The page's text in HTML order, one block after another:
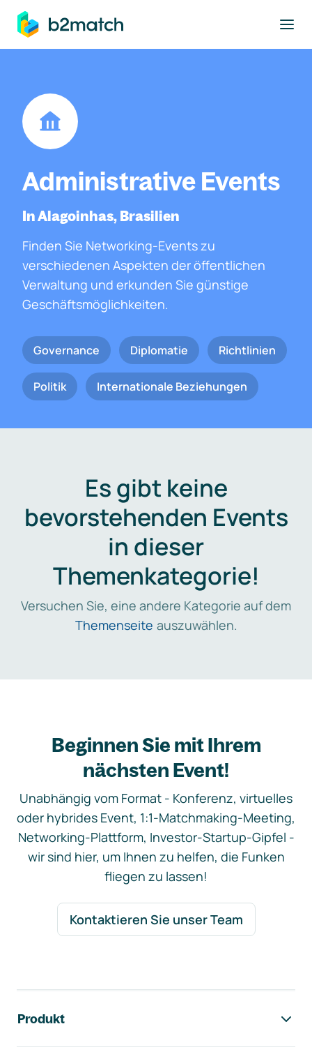
springen
Administrative Events
In Alagoinhas, Brasilien
Finden Sie Networking-Events zu
verschiedenen Aspekten der öffentlichen
Verwaltung und erkunden Sie günstige
Geschäftsmöglichkeiten.
Governance Diplomatie Richtlinien
Politik Internationale Beziehungen
Es gibt keine
bevorstehenden Events
in dieser
Themenkategorie!
Versuchen Sie, eine andere Kategorie auf dem
Themenseite auszuwählen.
Beginnen Sie mit Ihrem
nächsten Event!
Unabhängig vom Format - Konferenz, virtuelles
oder hybrides Event, 1:1-Matchmaking-Meeting,
Networking-Plattform, Investor-Startup-Gipfel -
wir sind hier, um Ihnen zu helfen, die Funken
fliegen zu lassen!
Kontaktieren Sie unser Team
Produkt